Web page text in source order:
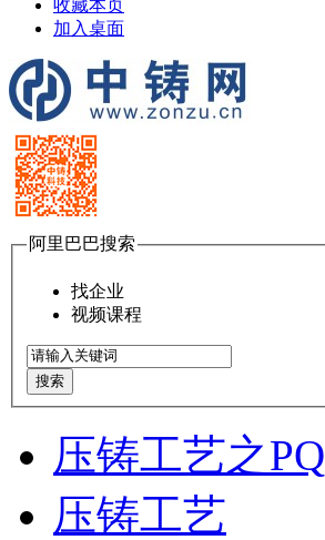
收藏本页
加入桌面
阿里巴巴搜索
找企业
视频课程
搜索
压铸工艺之PQ
压铸工艺